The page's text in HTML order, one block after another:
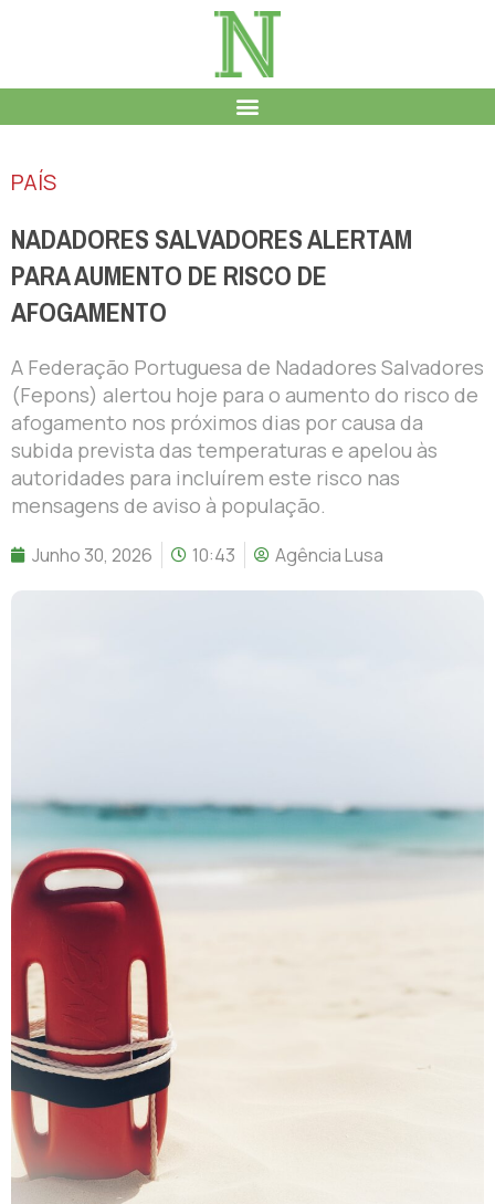
PAÍS
NADADORES SALVADORES ALERTAM
PARA AUMENTO DE RISCO DE
AFOGAMENTO
A Federação Portuguesa de Nadadores Salvadores
(Fepons) alertou hoje para o aumento do risco de
afogamento nos próximos dias por causa da
subida prevista das temperaturas e apelou às
autoridades para incluírem este risco nas
mensagens de aviso à população.
Junho 30, 2026 10:43 Agência Lusa